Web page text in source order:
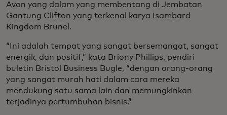
Avon yang dalam yang membentang di Jembatan
Gantung Clifton yang terkenal karya Isambard
Kingdom Brunel.
“Ini adalah tempat yang sangat bersemangat, sangat
energik, dan positif,” kata Briony Phillips, pendiri
buletin Bristol Business Bugle, “dengan orang-orang
yang sangat murah hati dalam cara mereka
mendukung satu sama lain dan memungkinkan
terjadinya pertumbuhan bisnis.”